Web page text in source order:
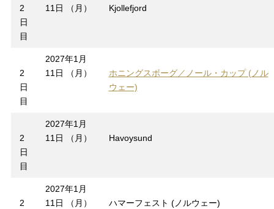
2
日
目
11日 （月）
Kjollefjord
2
日
目
2027年1月
11日 （月）
ホニングスボーグ／ノール・カップ (ノル
ウェー)
2
日
目
2027年1月
11日 （月）
Havoysund
2
2027年1月
11日 （月）
ハマーフェスト (ノルウェー)